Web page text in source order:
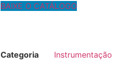
BAIXE O CATÁLOGO
Categoria Instrumentação